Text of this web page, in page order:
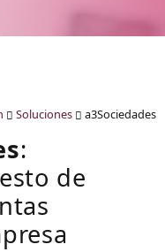
Soluciones a3Sociedades
:
de